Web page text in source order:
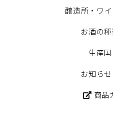
醸造所・ワ
お酒の
生産
お知ら
商品